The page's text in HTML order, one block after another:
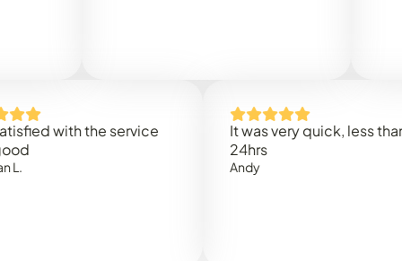
with the service
It was very quick, less than